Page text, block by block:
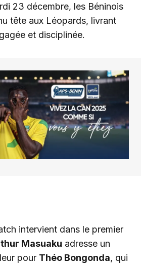
23 décembre, les Béninois
tête aux Léopards, livrant
et disciplinée.
intervient dans le premier
Masuaku adresse un
pour Théo Bongonda, qui